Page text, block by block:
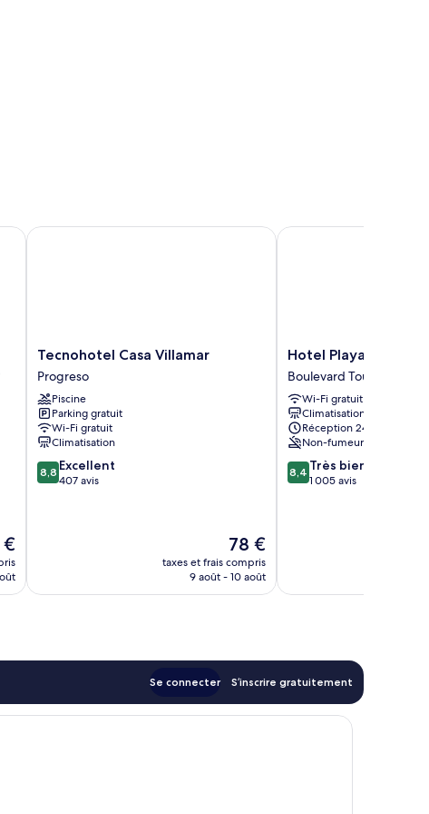
€
Center All Inclusive
Tecnohotel
Casa
Villamar
Progreso
Tecnohotel Casa Villamar
Progreso
Piscine
Parking gratuit
Wi-Fi gratuit
Climatisation
8.8
sur
8,8 Excellent
407 avis
Le
nouveau
prix
78 €
taxes et frais compris
9 août - 10 août
Tecnohotel Casa Villamar
Hotel
Playa
Linda
Boulevard
Touristique
Malecón
Hotel Playa Linda
Boulevard Touristique
Wi-Fi gratuit
Climatisation
Réception 24 h/24
Non-fumeurs
8.4
sur
8,4 Très bien
1 005 avis
Hotel Playa Linda
Se connecter S’inscrire gratuitement